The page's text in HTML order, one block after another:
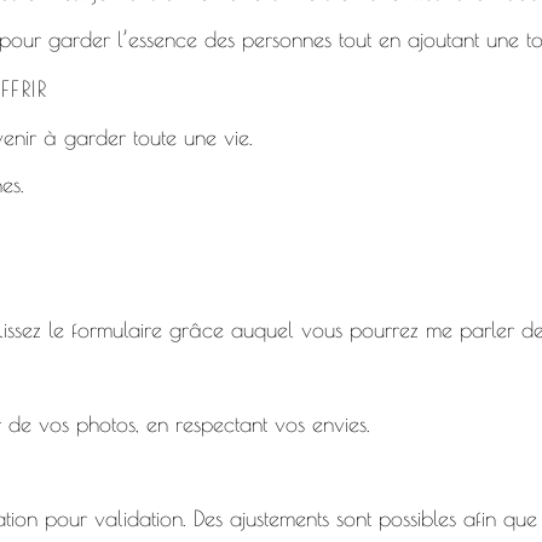
garder l’essence des personnes tout en ajoutant une
à garder toute une vie.
le formulaire grâce auquel vous pourrez me parler
vos photos, en respectant vos envies.
pour validation. Des ajustements sont possibles afin